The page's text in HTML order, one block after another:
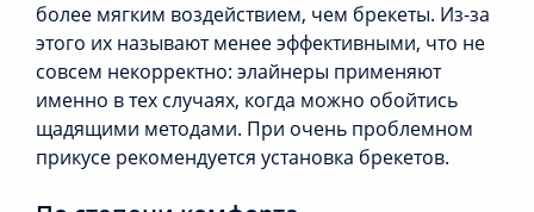
более мягким воздействием, чем брекеты. Из-за
этого их называют менее эффективными, что не
совсем некорректно: элайнеры применяют
именно в тех случаях, когда можно обойтись
щадящими методами. При очень проблемном
прикусе рекомендуется установка брекетов.